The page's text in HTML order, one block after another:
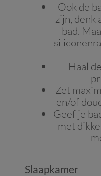
Ook de
zijn, denk
bad.
Haal
Zet
en/of
Geef je
met
Slaapkamer